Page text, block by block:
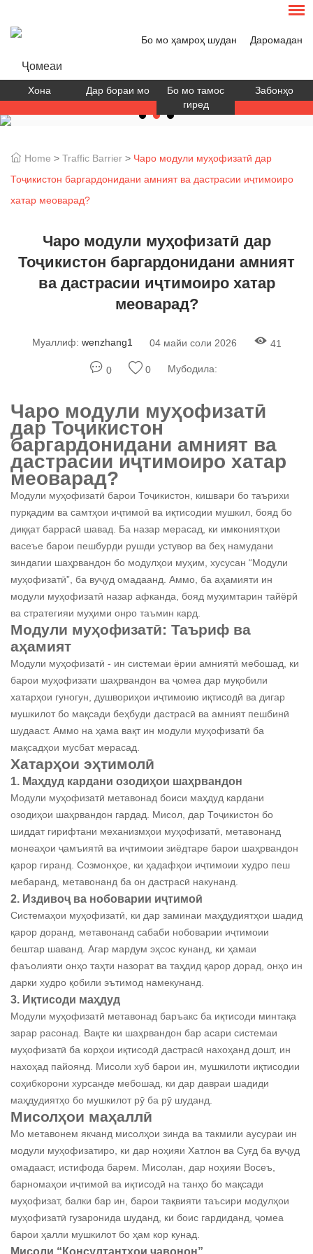
Бо мо ҳамроҳ шудан Даромадан
Хона Дар бораи мо
Бо мо тамос
гиред
Забонҳо
Home > Traffic Barrier > Чаро модули муҳофизатӣ дар
Тоҷикистон баргардонидани амният ва дастрасии иҷтимоиро
хатар меоварад?
Чаро модули муҳофизатӣ дар
Тоҷикистон баргардонидани амният
ва дастрасии иҷтимоиро хатар
меоварад?
Муаллиф: wenzhang1 04 майи соли 2026 41
0 0 Мубодила:
Чаро модули муҳофизатӣ
дар Тоҷикистон
баргардонидани амният ва
дастрасии иҷтимоиро хатар
меоварад?
Модули муҳофизатӣ барои Тоҷикистон, кишвари бо таърихи
пурқадим ва самтҳои иҷтимоӣ ва иқтисодии мушкил, бояд бо
диққат баррасӣ шавад. Ба назар мерасад, ки имкониятҳои
васеъе барои пешбурди рушди устувор ва беҳ намудани
зиндагии шаҳрвандон бо модулҳои муҳим, хусусан “Модули
муҳофизатӣ”, ба вуҷуд омадаанд. Аммо, ба аҳамияти ин
модули муҳофизатӣ назар афканда, бояд муҳимтарин тайёрӣ
ва стратегияи муҳими онро таъмин кард.
Модули муҳофизатӣ: Таъриф ва
аҳамият
Модули муҳофизатӣ - ин системаи ёрии амниятӣ мебошад, ки
барои муҳофизати шаҳрвандон ва ҷомеа дар муқобили
хатарҳои гуногун, душвориҳои иҷтимоию иқтисодӣ ва дигар
мушкилот бо мақсади беҳбуди дастрасӣ ва амният пешбинӣ
шудааст. Аммо на ҳама вақт ин модули муҳофизатӣ ба
мақсадҳои мусбат мерасад.
Хатарҳои эҳтимолӣ
1. Маҳдуд кардани озодиҳои шаҳрвандон
Модули муҳофизатӣ метавонад боиси маҳдуд кардани
озодиҳои шаҳрвандон гардад. Мисол, дар Тоҷикистон бо
шиддат гирифтани механизмҳои муҳофизатӣ, метавонанд
монеаҳои ҷамъиятӣ ва иҷтимоии зиёдтаре барои шаҳрвандон
қарор гиранд. Созмонҳое, ки ҳадафҳои иҷтимоии худро пеш
мебаранд, метавонанд ба он дастрасӣ накунанд.
2. Издивоҷ ва нобоварии иҷтимоӣ
Системаҳои муҳофизатӣ, ки дар заминаи маҳдудиятҳои шадид
қарор доранд, метавонанд сабаби нобоварии иҷтимоии
бештар шаванд. Агар мардум эҳсос кунанд, ки ҳамаи
фаъолияти онҳо таҳти назорат ва таҳдид қарор дорад, онҳо ин
дарки худро қобили эътимод намекунанд.
3. Иқтисоди маҳдуд
Модули муҳофизатӣ метавонад баръакс ба иқтисоди минтақа
зарар расонад. Вақте ки шаҳрвандон бар асари системаи
муҳофизатӣ ба корҳои иқтисодӣ дастрасӣ нахоҳанд дошт, ин
нахоҳад пайоянд. Мисоли хуб барои ин, мушкилоти иқтисодии
соҳибкорони хурсанде мебошад, ки дар давраи шадиди
маҳдудиятҳо бо мушкилот рӯ ба рӯ шуданд.
Мисолҳои маҳаллӣ
Мо метавонем якчанд мисолҳои зинда ва такмили аусураи ин
модули муҳофизатиро, ки дар ноҳияи Хатлон ва Суғд ба вуҷуд
омадааст, истифода барем. Мисолан, дар ноҳияи Восеъ,
барномаҳои иҷтимоӣ ва иқтисодӣ на танҳо бо мақсади
муҳофизат, балки бар ин, барои тақвияти таъсири модулҳои
муҳофизатӣ гузаронида шуданд, ки боис гардиданд, ҷомеа
барои ҳалли мушкилот бо ҳам кор кунад.
Мисоли “Консултантҳои ҷавонон”